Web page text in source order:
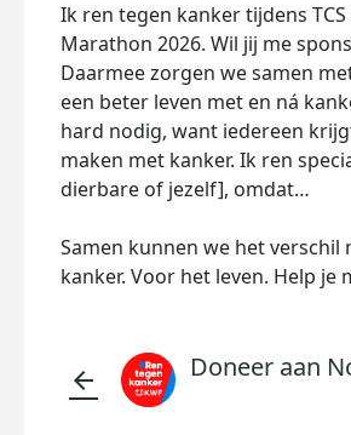
Ik ren tegen kanker tijdens
Marathon 2026. Wil jij me
Daarmee zorgen we samen
een beter leven met en ná
hard nodig, want iedereen
maken met kanker. Ik ren
dierbare of jezelf], omdat…
Samen kunnen we het verschil
kanker. Voor het leven. Help je
arrow_back Doneer aan